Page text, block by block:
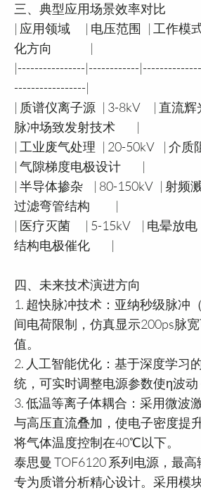
三、典型应用场景效率对比
| 应用领域 | 电压范围 | 工作模
化方向 |
|----------------|------------
-----------------|
| 质谱仪离子源 | 3-8kV | 直流辉
脉冲场致发射技术 |
| 工业废气处理 | 20-50kV | 介质
| 气隙梯度电极设计 |
| 半导体掺杂 | 80-150kV | 射频
过滤弯管结构 |
| 医疗灭菌 | 5-15kV | 电晕放
结构电极催化 |
四、未来技术演进方向
1. 超快脉冲技术：亚纳秒级脉冲
间电荷限制，仿真显示200ps脉
值。
2. 人工智能优化：基于深度学习
统，可实时调整电源参数使η波动
3. 低温等离子体耦合：采用微波
与高压直流叠加，使电子密度提
将气体温度控制在40℃以下。
泰思曼 TOF6120 系列电源，最高
专为质谱分析精心设计。采用模